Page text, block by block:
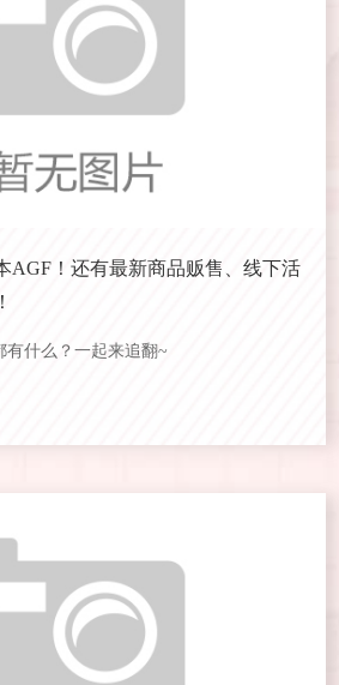
AGF！还有最新商品贩售、线下活
有什么？一起来追翻~